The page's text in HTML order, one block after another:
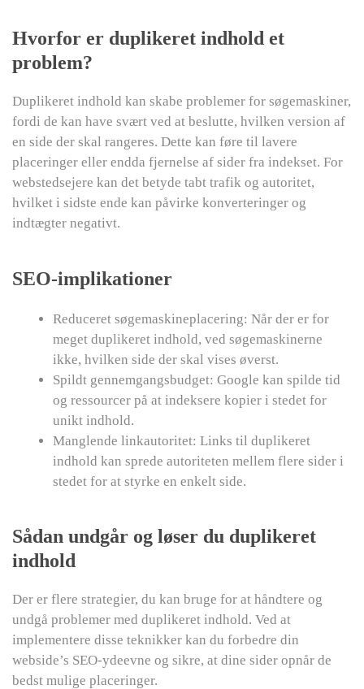
Hvorfor er duplikeret indhold et
problem?
Duplikeret indhold kan skabe problemer for søgemaskiner,
fordi de kan have svært ved at beslutte, hvilken version af
en side der skal rangeres. Dette kan føre til lavere
placeringer eller endda fjernelse af sider fra indekset. For
webstedsejere kan det betyde tabt trafik og autoritet,
hvilket i sidste ende kan påvirke konverteringer og
indtægter negativt.
SEO-implikationer
Reduceret søgemaskineplacering: Når der er for
meget duplikeret indhold, ved søgemaskinerne
ikke, hvilken side der skal vises øverst.
Spildt gennemgangsbudget: Google kan spilde tid
og ressourcer på at indeksere kopier i stedet for
unikt indhold.
Manglende linkautoritet: Links til duplikeret
indhold kan sprede autoriteten mellem flere sider i
stedet for at styrke en enkelt side.
Sådan undgår og løser du duplikeret
indhold
Der er flere strategier, du kan bruge for at håndtere og
undgå problemer med duplikeret indhold. Ved at
implementere disse teknikker kan du forbedre din
webside’s SEO-ydeevne og sikre, at dine sider opnår de
bedst mulige placeringer.